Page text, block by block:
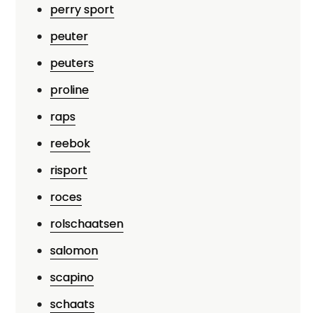
perry sport
peuter
peuters
proline
raps
reebok
risport
roces
rolschaatsen
salomon
scapino
schaats